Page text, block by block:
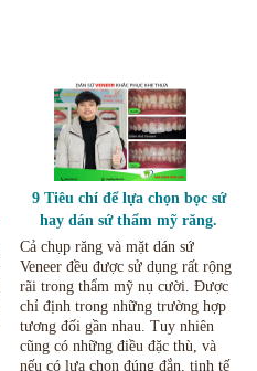
9 Tiêu chí để lựa chọn bọc sứ
hay dán sứ thẩm mỹ răng.
Cả chụp răng và mặt dán sứ
Veneer đều được sử dụng rất rộng
rãi trong thẩm mỹ nụ cười. Được
chỉ định trong những trường hợp
tương đối gần nhau. Tuy nhiên
cũng có những điều đặc thù, và
nếu có lựa chọn đúng đắn, tinh tế